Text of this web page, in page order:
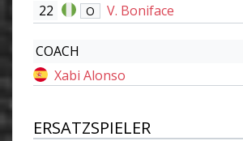
22
O V. Boniface
COACH
Xabi Alonso
ERSATZSPIELER